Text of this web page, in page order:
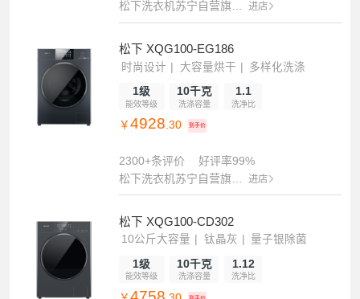
松下洗衣机苏宁自营旗舰店
进店
松下 XQG100-EG186
时尚设计 大容量烘干 多样化洗涤
1级
能效等级
10千克
洗涤容量
1.1
洗净比
￥ 4928.30 到手价
2300+条评价
好评率99%
松下洗衣机苏宁自营旗舰店
进店
松下 XQG100-CD302
10公斤大容量 钛晶灰 量子银除菌
1级
能效等级
10千克
洗涤容量
1.12
洗净比